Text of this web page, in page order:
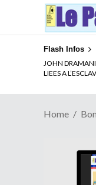
Flash Infos
JOHN
LIEES A
Home